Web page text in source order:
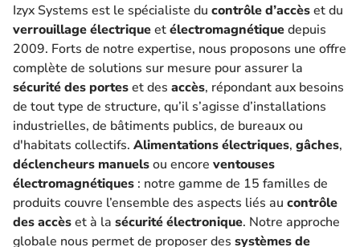
Izyx Systems est le spécialiste du contrôle d’accèset du
verrouillage électriqueetélectromagnétiquedepuis
2009. Forts de notre expertise, nous proposons une offre
complète de solutions sur mesure pour assurer la
sécurité des porteset des accès, répondant aux besoins
de tout type de structure, qu’il s’agisse d’installations
industrielles, de bâtiments publics, de bureaux ou
d'habitats collectifs. Alimentations électriques, gâches,
déclencheurs manuelsou encore ventouses
électromagnétiques : notre gamme de 15 familles de
produits couvre l’ensemble des aspects liés au contrôle
des accèset à la sécurité électronique. Notre approche
globale nous permet de proposer des systèmes de